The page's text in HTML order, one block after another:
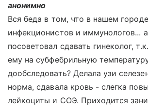
анонимно
Вся беда в том, что в нашем
инфекционистов и иммунологов...
посоветовал сдавать гинеколог,
ему на субфебрильную
дообследовать? Делала узи
норма, сдавала кровь - слегка
лейкоциты и СОЭ. Приходится